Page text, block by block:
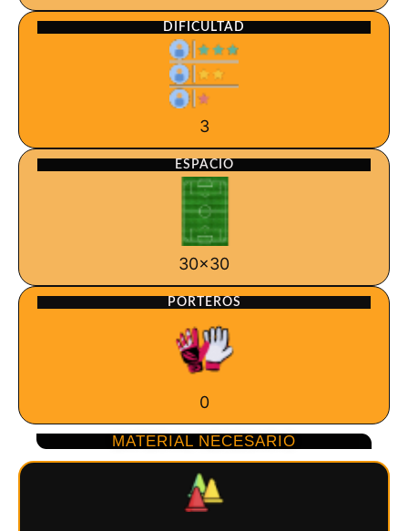
DIFICULTAD
3
ESPACIO
30x30
PORTEROS
0
MATERIAL NECESARIO